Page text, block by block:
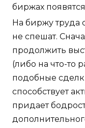
биржах
На биржу труда
не спешат.
продолжить
(либо на что-то
подобные
способствует
придает